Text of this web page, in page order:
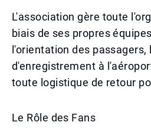
L'association gère toute
biais de ses propres
l'orientation des passagers,
d'enregistrement à
toute logistique de retour
Le Rôle des Fans